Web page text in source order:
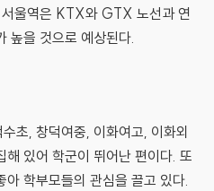
울역은 KTX와 GTX 노선과 연
높을 것으로 예상된다.
초, 창덕여중, 이화여고, 이화외
있어 학군이 뛰어난 편이다. 또
학부모들의 관심을 끌고 있다.